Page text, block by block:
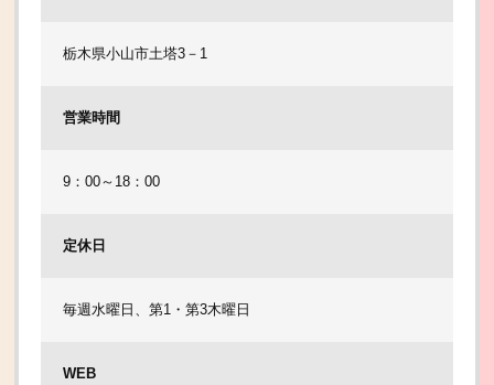
栃木県小山市土塔3－1
営業時間
9：00～18：00
定休日
毎週水曜日、第1・第3木曜日
WEB